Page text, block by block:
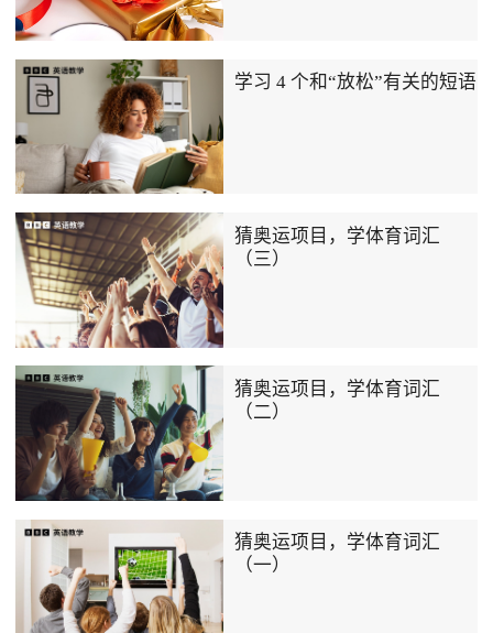
学习 4 个和“放松”有关的短语
猜奥运项目，学体育词汇
（三）
猜奥运项目，学体育词汇
（二）
猜奥运项目，学体育词汇
（一）